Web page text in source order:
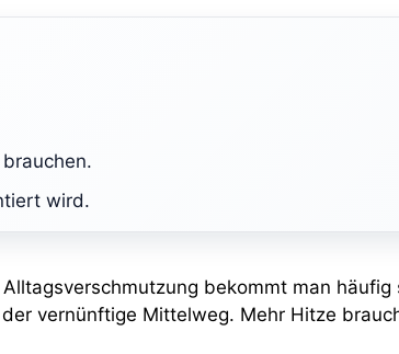
wird.
bekommt man
vernünftige Mittelweg. Mehr Hitze